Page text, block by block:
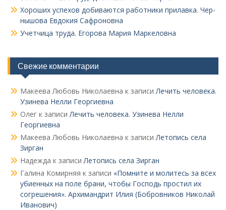
Хороших успехов добиваются работники прилавка. Чер­
нышова Евдокия Сафроновна
Учетчица труда. Его­рова Мария Маркеловна
Свежие комментарии
Макеева Любовь Николаевна к записиЛечить человека.
Узинева Нелли Георгиевна
Олег к записиЛечить человека. Узинева Нелли
Георгиевна
Макеева Любовь Николаевна к записиЛетопись села
Зирган
Надежда к записиЛетопись села Зирган
Галина Комирняя к записи «Помните и молитесь за всех
убиенных на поле брани, чтобы Господь простил их
согрешения». Архимандрит Илия (Бобровников Николай
Иванович)